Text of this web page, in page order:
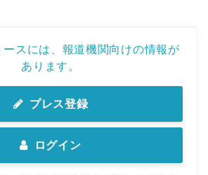
ースには、報道機関向けの情報が
あります。
プレス登録
ログイン